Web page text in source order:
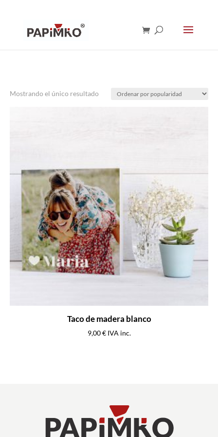
Mostrando el único resultado
Taco de madera blanco
9,00€ IVA inc.